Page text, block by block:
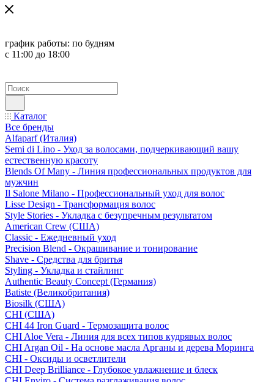
график работы: по будням
с 11:00 до 18:00
Каталог
Все бренды
Alfaparf (Италия)
Semi di Lino - Уход за волосами, подчеркивающий вашу
естественную красоту
Blends Of Many - Линия профессиональных продуктов для
мужчин
Il Salone Milano - Профессиональный уход для волос
Lisse Design - Трансформация волос
Style Stories - Укладка с безупречным результатом
American Crew (США)
Classic - Ежедневный уход
Precision Blend - Окрашивание и тонирование
Shave - Средства для бритья
Styling - Укладка и стайлинг
Authentic Beauty Concept (Германия)
Batiste (Великобритания)
Biosilk (США)
CHI (США)
CHI 44 Iron Guard - Термозащита волос
CHI Aloe Vera - Линия для всех типов кудрявых волос
CHI Argan Oil - На основе масла Арганы и дерева Моринга
CHI - Оксиды и осветлители
CHI Deep Brilliance - Глубокое увлажнение и блеск